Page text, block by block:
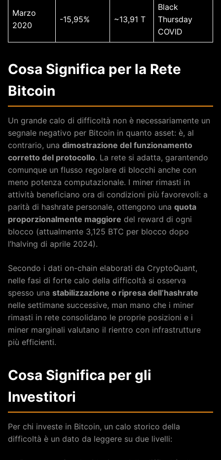
Marzo
2020
-15,95% ~13,91 T
Black
Thursday
COVID
Cosa Significa per la Rete
Bitcoin
Un grande calo di difficoltà non è necessariamente un
segnale negativo per Bitcoin in quanto asset: è, al
contrario, una dimostrazione del funzionamento
corretto del protocollo. La rete si adatta, garantendo
comunque un flusso regolare di blocchi anche con
meno potenza computazionale. I miner rimasti in
attività beneficiano ora di condizioni più favorevoli: a
parità di hashrate personale, ottengono una quota
proporzionalmente maggiore del reward di ogni
blocco (attualmente 3,125 BTC per blocco dopo
l’halving di aprile 2024).
Secondo i dati on-chain elaborati da CryptoQuant,
nelle fasi di forte calo della difficoltà si osserva
spesso una stabilizzazione o ripresa dell’hashrate
nelle settimane successive, man mano che i miner
rimasti in rete consolidano le proprie posizioni e i
miner marginali valutano il rientro con infrastrutture
più efficienti.
Cosa Significa per gli
Investitori
Per chi investe in Bitcoin, un calo storico della
difficoltà è un dato da leggere su due livelli: